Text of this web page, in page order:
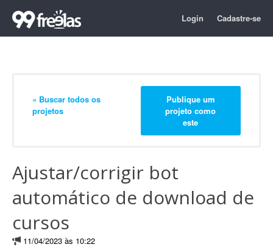
Login Cadastre-se
« Buscar todos os
projetos
Publique um
projeto como
este
Ajustar/corrigir bot
automático de download de
cursos
11/04/2023 às 10:22